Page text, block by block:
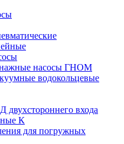
насосы ГНОМ
водокольцевые
входа
К
для погружных